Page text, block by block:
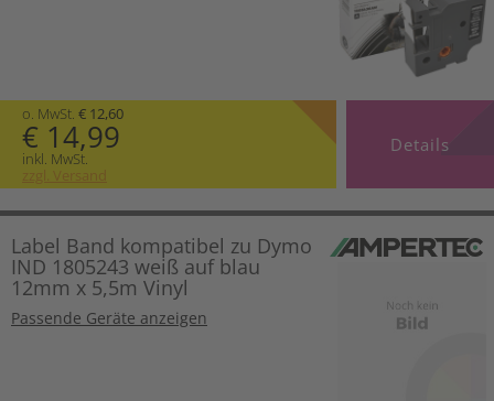
o. MwSt. € 12,60
€ 14,99
inkl. MwSt.
zzgl. Versand
Details
Label Band kompatibel zu Dymo
IND 1805243 weiß auf blau
12mm x 5,5m Vinyl
Passende Geräte anzeigen